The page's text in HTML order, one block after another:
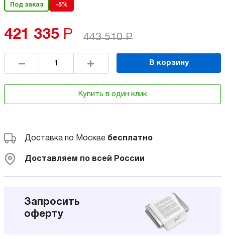
Под заказ -5%
421 335 Р 443 510 Р
В корзину
Купить в один клик
Доставка по Москве бесплатно
Доставляем по всей России
Запросить
оферту